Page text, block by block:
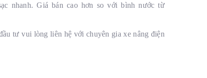
nhanh. Giá bán cao hơn so với bình nước từ
tư vui lòng liên hệ với chuyên gia xe nâng điện